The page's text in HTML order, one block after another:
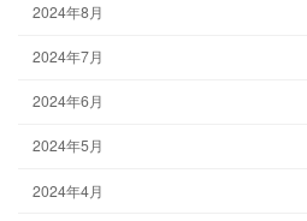
2024年8月
2024年7月
2024年6月
2024年5月
2024年4月